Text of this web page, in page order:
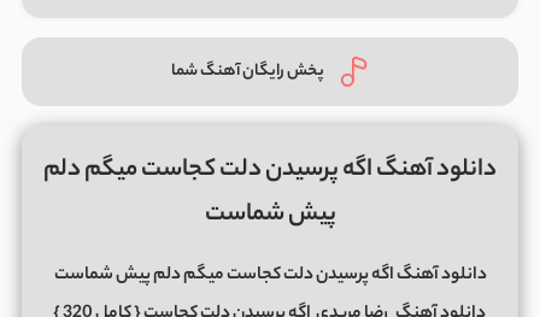
پخش رایگان آهنگ شما
دانلود آهنگ اگه پرسیدن دلت کجاست میگم دلم
پیش شماست
دانلود آهنگ اگه پرسیدن دلت کجاست میگم دلم پیش شماست